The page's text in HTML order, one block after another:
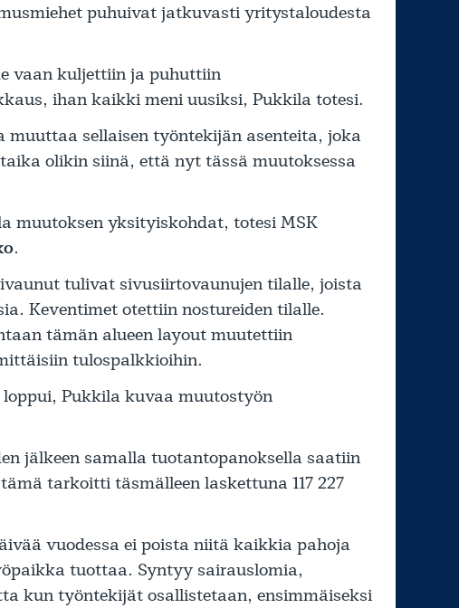
puhuivat jatkuvasti yritystaloudesta
vaan kuljettiin ja puhuttiin
ihan kaikki meni uusiksi, Pukkila totesi.
muuttaa sellaisen työntekijän asenteita, joka
olikin siinä, että nyt tässä muutoksessa
muutoksen yksityiskohdat, totesi MSK
.
tulivat sivusiirtovaunujen tilalle, joista
Keventimet otettiin nostureiden tilalle.
tämän alueen layout muutettiin
tulospalkkioihin.
Pukkila kuvaa muutostyön
jälkeen samalla tuotantopanoksella saatiin
tarkoitti täsmälleen laskettuna 117 227
vuodessa ei poista niitä kaikkia pahoja
tuottaa. Syntyy sairauslomia,
kun työntekijät osallistetaan, ensimmäiseksi